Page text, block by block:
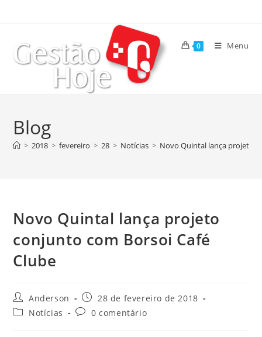
0 Menu
Blog
> 2018 > fevereiro > 28 > Notícias > Novo Quintal lança projeto
Novo Quintal lança projeto
conjunto com Borsoi Café
Clube
Anderson
28 de fevereiro de 2018
Notícias
0 comentário